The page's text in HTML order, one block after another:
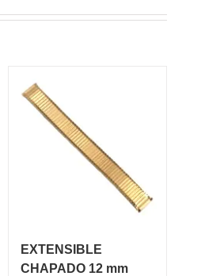
EXTENSIBLE
CHAPADO 12 mm